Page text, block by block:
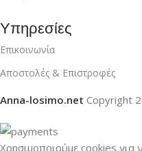
Υπηρεσίες
Επικοινωνία
Αποστολές & Επιστροφές
Anna-losimo.net Copyright
Χρησιμοποιούμε cookies για